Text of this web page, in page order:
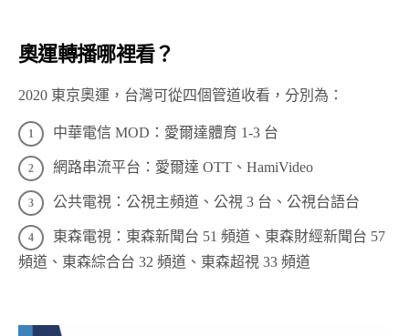
奧運轉播哪裡看？
2020 東京奧運，台灣可從四個管道收看，分別為：
中華電信 MOD：愛爾達體育 1-3 台
網路串流平台：愛爾達 OTT、HamiVideo
公共電視：公視主頻道、公視 3 台、公視台語台
東森電視：東森新聞台 51 頻道、東森財經新聞台 57
頻道、東森綜合台 32 頻道、東森超視 33 頻道